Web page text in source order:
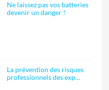
Ne laissez pas vos batteries
devenir un danger !
La prévention des risques
professionnels des exp…